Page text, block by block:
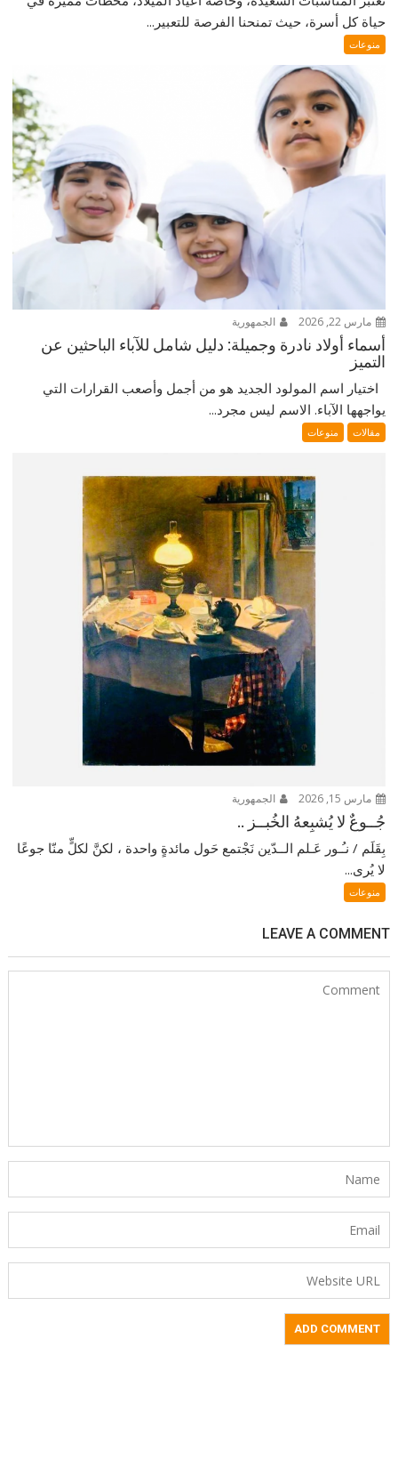
حياة كل أسرة، حيث تمنحنا الفرصة للتعبير...
منوعات
مارس 22, 2026 الجمهورية
أسماء أولاد نادرة وجميلة: دليل شامل للآباء الباحثين عن
التميز
اختيار اسم المولود الجديد هو من أجمل وأصعب القرارات التي
يواجهها الآباء. الاسم ليس مجرد...
مقالات منوعات
مارس 15, 2026 الجمهورية
جُــوعٌ لا يُشبِعهُ الخُبــز ..
بِقَلَم / نـُـور عَـلم الــدّين نَجْتمع حَول مائدةٍ واحدة ، لكنَّ لكلٍّ منّا جوعًا
لا يُرى...
منوعات
LEAVE A COMMENT